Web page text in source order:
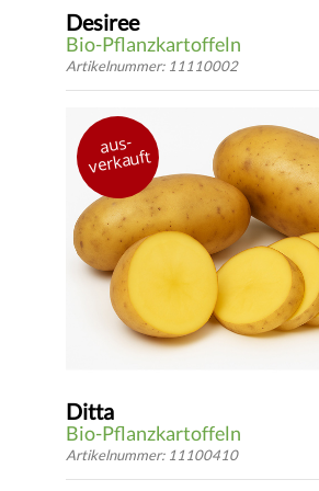
Desiree
Bio-Pflanzkartoffeln
Artikelnummer: 11110002
Niederlande 1962
vorwiegend festkochend
mittelfrüh
DETAILS
* inkl.gesetzlicher USt. zzgl. Versandkosten
aus-
verkauft
Ditta
Bio-Pflanzkartoffeln
Artikelnummer: 11100410